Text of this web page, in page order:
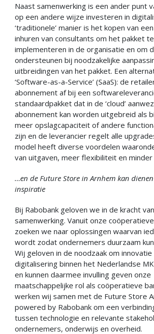
Naast samenwerking is een ander punt
op een andere wijze investeren in
‘traditionele’ manier is het kopen van
inhuren van consultants om het pakket te
implementeren in de organisatie en om
ondersteunen bij noodzakelijke
uitbreidingen van het pakket. Een
‘Software-as-a-Service’ (SaaS): de
abonnement af bij een
standaardpakket dat in de ‘cloud’
abonnement kan worden uitgebreid als
meer opslagcapaciteit of andere
zijn en de leverancier regelt alle
model heeft diverse voordelen
van uitgaven, meer flexibiliteit en minder
…en de Future Store in Arnhem kan
inspiratie
Bij Rabobank geloven we in de kracht van
samenwerking. Vanuit onze
zoeken we naar oplossingen waarvan
wordt zodat ondernemers duurzaam
Wij geloven in de noodzaak om innovatie
digitalisering binnen het Nederlandse
en kunnen daarmee invulling geven onze
maatschappelijke rol als coöperatieve
werken wij samen met de Future Store
powered by Rabobank om een
tussen technologie en relevante
ondernemers, onderwijs en overheid.